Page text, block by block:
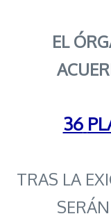
EL
36
TRAS LA